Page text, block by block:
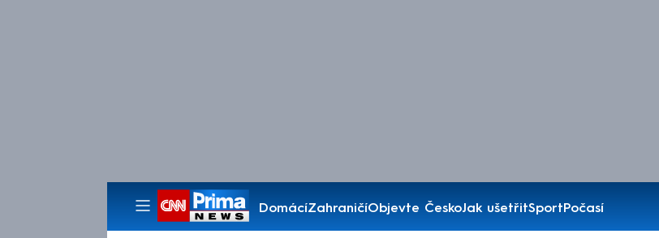
DomácíZahraničíObjevte ČeskoJak ušetřitSportPočasí
Pořady